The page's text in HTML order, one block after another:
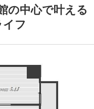
の中心で叶える
フ